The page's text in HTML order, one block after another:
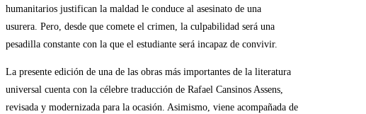
humanitarios justifican la maldad le conduce al asesinato de una
usurera. Pero, desde que comete el crimen, la culpabilidad será una
pesadilla constante con la que el estudiante será incapaz de convivir.
La presente edición de una de las obras más importantes de la literatura
universal cuenta con la célebre traducción de Rafael Cansinos Assens,
revisada y modernizada para la ocasión. Asimismo, viene acompañada de